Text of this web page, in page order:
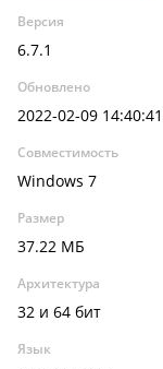
Версия
6.7.1
Обновлено
2022-02-09 14:40:41
Совместимость
Windows 7
Размер
37.22 МБ
Архитектура
32 и 64 бит
Язык